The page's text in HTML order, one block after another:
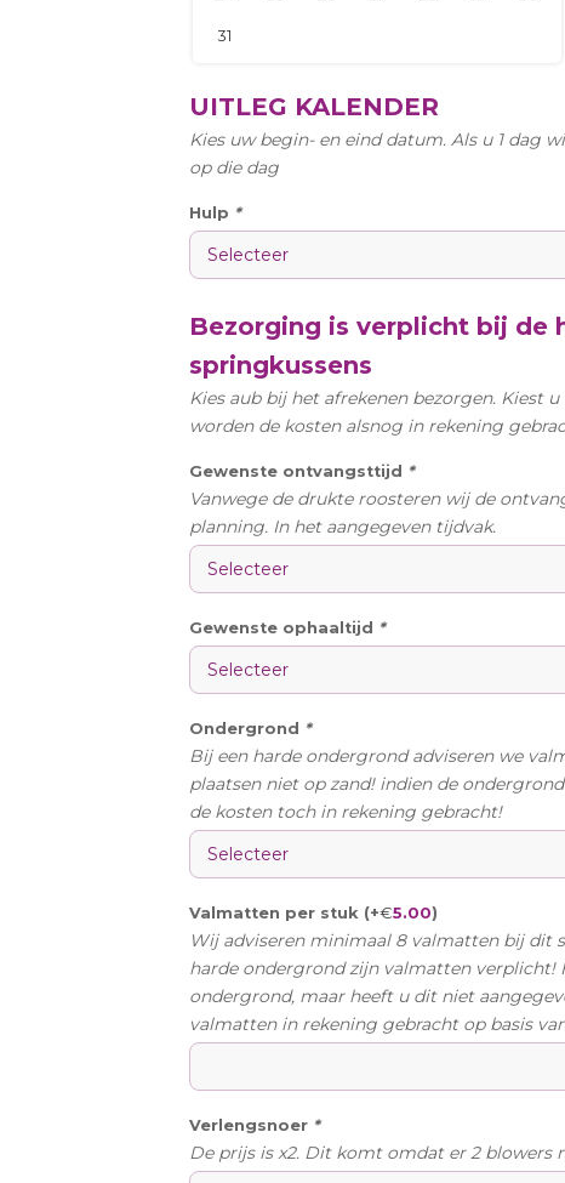
UITLEG KALENDER
Kies uw begin- en eind datum. Als u 1 dag
op die dag
Hulp *
Bezorging is verplicht bij de
springkussens
Kies aub bij het afrekenen bezorgen. Kiest
worden de kosten alsnog in rekening
Gewenste ontvangsttijd *
Vanwege de drukte roosteren wij de
planning. In het aangegeven tijdvak.
Gewenste ophaaltijd *
Ondergrond *
Bij een harde ondergrond adviseren we
plaatsen niet op zand! indien de
de kosten toch in rekening gebracht!
Valmatten per stuk (+€5.00)
Wij adviseren minimaal 8 valmatten bij dit
harde ondergrond zijn valmatten verplicht!
ondergrond, maar heeft u dit niet
valmatten in rekening gebracht op basis
Verlengsnoer *
De prijs is x2. Dit komt omdat er 2 blowers